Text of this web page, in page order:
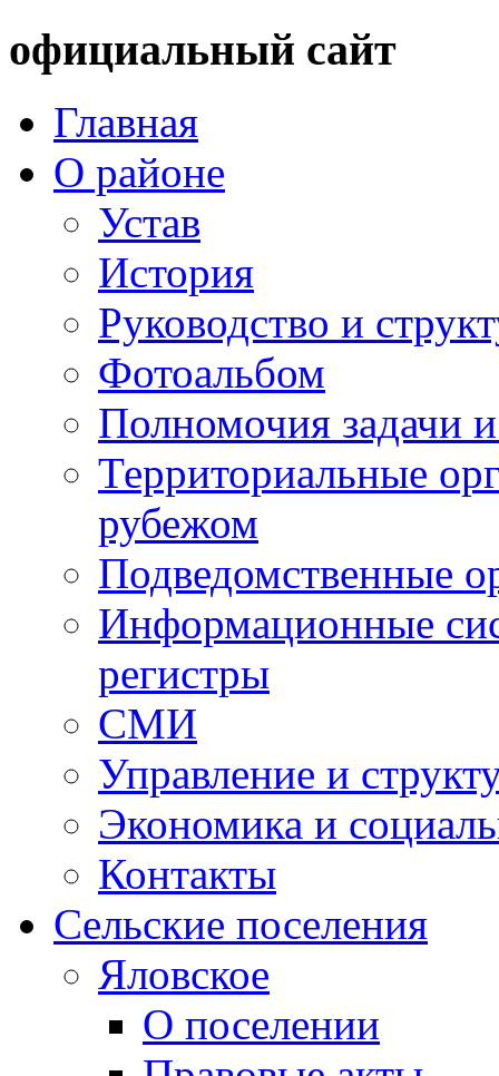
официальный сайт
Главная
О районе
Устав
История
Руководство и
Фотоальбом
Полномочия задачи
Территориальные
рубежом
Подведомственные
Информационные
регистры
СМИ
Управление и
Экономика и
Контакты
Сельские поселения
Яловское
О поселении